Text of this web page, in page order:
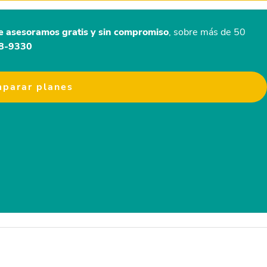
asesoramos gratis y sin compromiso, sobre más de 50
9330
planes